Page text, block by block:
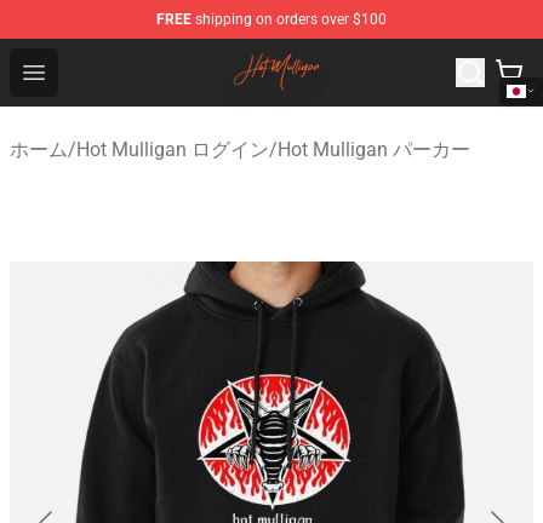
FREE shipping on orders over $100
Open menu
Hot Mulligan Shop - Official Hot Mulligan Merchandise
ホーム/Hot Mulligan ログイン/Hot Mulligan パーカー